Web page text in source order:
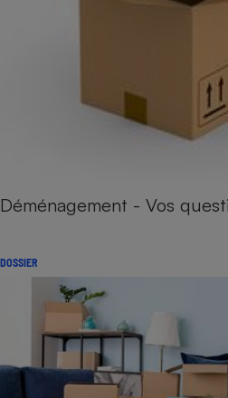
Déménagement - Vos
DOSSIER